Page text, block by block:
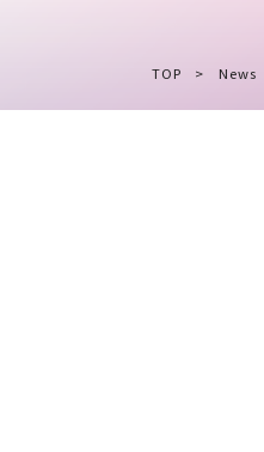
TOP > News